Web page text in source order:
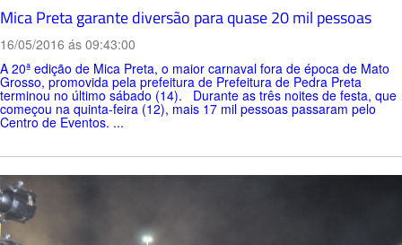
Mica Preta garante diversão para quase 20 mil pessoas
16/05/2016 ás 09:43:00
A 20ª edição de Mica Preta, o maior carnaval fora de época de Mato
Grosso, promovida pela prefeitura de Prefeitura de Pedra Preta
terminou no último sábado (14). Durante as três noites de festa, que
começou na quinta-feira (12), mais 17 mil pessoas passaram pelo
Centro de Eventos. ...